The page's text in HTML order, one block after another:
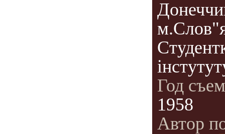
Год
1958
Автор